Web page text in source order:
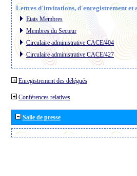
Lettres d´invitations, d´enregistrement et
Etats Membres
Membres du Secteur
Circulaire administrative CACE/404
Circulaire administrative CACE/427
Enregistrement des délégués
Conférences relatives
Salle de presse